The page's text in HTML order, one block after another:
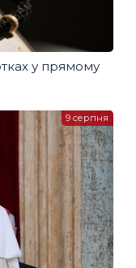
у прямому
9 серпня